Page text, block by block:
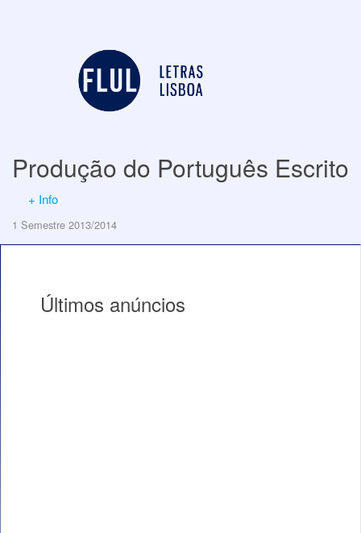
Produção do Português Escrito
+ Info
1 Semestre 2013/2014
Últimos anúncios